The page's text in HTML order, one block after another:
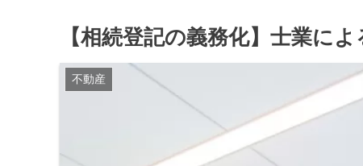
【相続登記の義務化】士業に
不動産